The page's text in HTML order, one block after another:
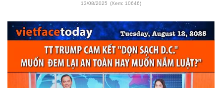
13/08/2025 (Xem: 10646)